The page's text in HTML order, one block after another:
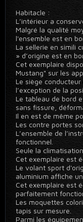
Habitacle :
L’intérieur a
Malgré la qualité
l'ensemble est en
La sellerie en simili
» d’origine est en
Cet exemplaire
Mustang" sur les
Le siège
l’exception de la
Le tableau de bord
sans fissure,
Il en est de même
Les contre portes
L’ensemble de
fonctionnel.
Seule la
Cet exemplaire est
Le volant sport
aluminium affiche
Cet exemplaire est
parfaitement
Les moquettes
tapis sur mesure.
Parmi les